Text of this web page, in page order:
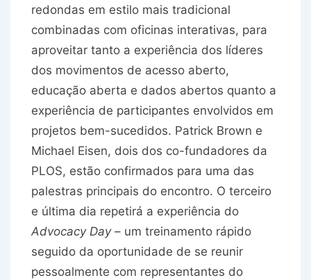
redondas em estilo mais tradicional
combinadas com oficinas interativas, para
aproveitar tanto a experiência dos líderes
dos movimentos de acesso aberto,
educação aberta e dados abertos quanto a
experiência de participantes envolvidos em
projetos bem-sucedidos. Patrick Brown e
Michael Eisen, dois dos co-fundadores da
PLOS, estão confirmados para uma das
palestras principais do encontro. O terceiro
e última dia repetirá a experiência do
Advocacy Day– um treinamento rápido
seguido da oportunidade de se reunir
pessoalmente com representantes do